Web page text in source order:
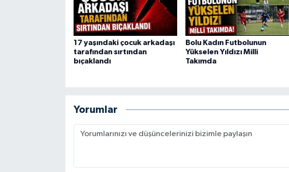
17 yaşındaki çocuk arkadaşı
tarafından sırtından
bıçaklandı
Bolu Kadın Futbolunun
Yükselen Yıldızı Milli
Takımda
Yorumlar